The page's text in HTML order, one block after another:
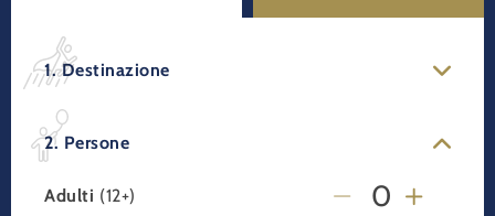
1. Destinazione
2. Persone
Adulti (12+)